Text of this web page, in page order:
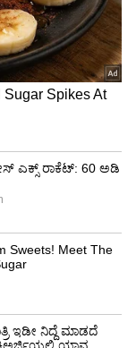
ಜೊತೆ